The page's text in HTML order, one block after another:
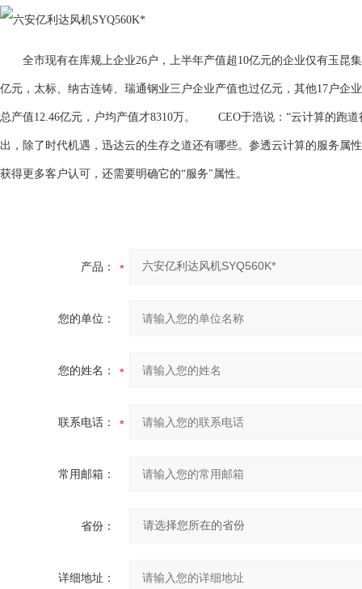
全市现有在库规上企业26户，上半年产值超10亿元的企业仅有玉昆
亿元，太标、纳古连铸、瑞通钢业三户企业产值也过亿元，其他17户企
总产值12.46亿元，户均产值才8310万。 CEO于浩说：“云计算的跑
出，除了时代机遇，迅达云的生存之道还有哪些。参透云计算的服务属
获得更多客户认可，还需要明确它的“服务"属性。
产品：
您的单位：
您的姓名：
联系电话：
常用邮箱：
省份：
详细地址：